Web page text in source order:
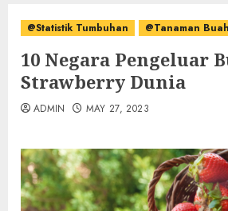
@Statistik Tumbuhan @Tanaman Buah
10 Negara Pengeluar
Strawberry Dunia
ADMIN MAY 27, 2023